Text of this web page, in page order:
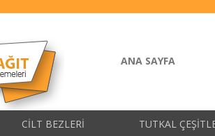
ANA SAYFA
CILT BEZLERI TUTKAL